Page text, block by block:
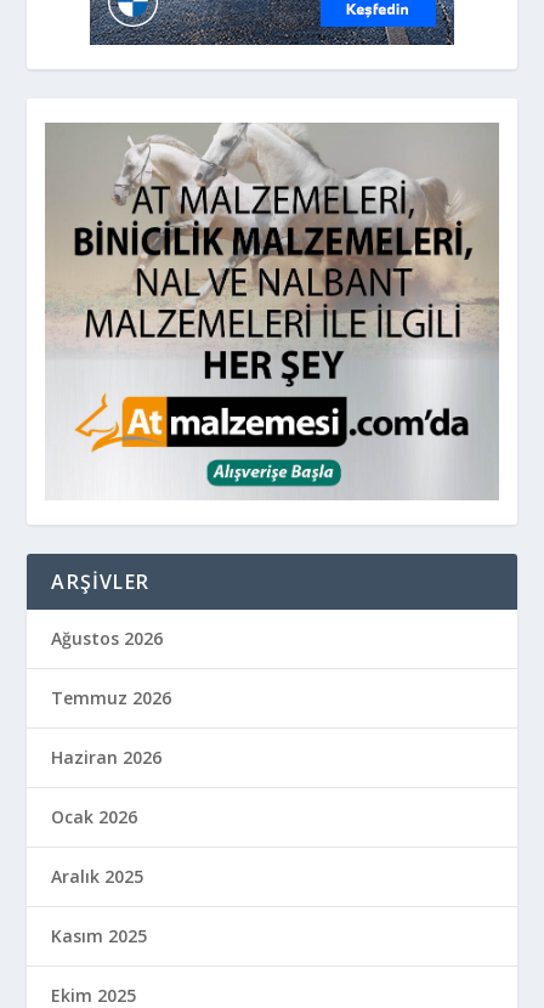
ARŞIVLER
Ağustos 2026
Temmuz 2026
Haziran 2026
Ocak 2026
Aralık 2025
Kasım 2025
Ekim 2025